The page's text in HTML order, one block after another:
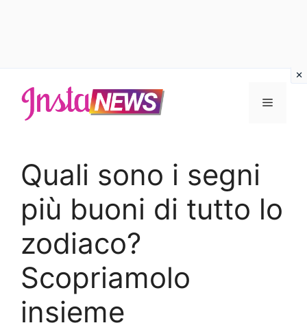
contenuto
Menu
Quali sono i segni
più buoni di tutto lo
zodiaco?
Scopriamolo
insieme